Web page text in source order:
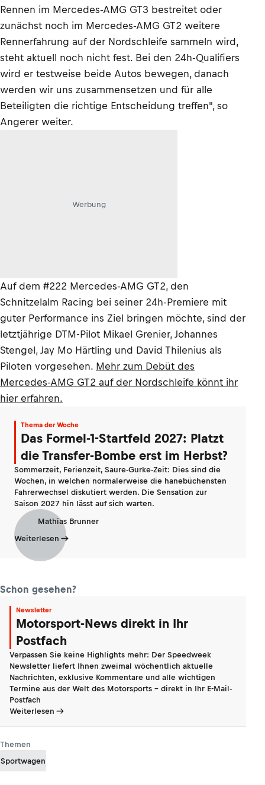
Rennen im Mercedes-AMG GT3 bestreitet oder
zunächst noch im Mercedes-AMG GT2 weitere
Rennerfahrung auf der Nordschleife sammeln wird,
steht aktuell noch nicht fest. Bei den 24h-Qualifiers
wird er testweise beide Autos bewegen, danach
werden wir uns zusammensetzen und für alle
Beteiligten die richtige Entscheidung treffen", so
Angerer weiter.
Werbung
Auf dem #222 Mercedes-AMG GT2, den
Schnitzelalm Racing bei seiner 24h-Premiere mit
guter Performance ins Ziel bringen möchte, sind der
letztjährige DTM-Pilot Mikael Grenier, Johannes
Stengel, Jay Mo Härtling und David Thilenius als
Piloten vorgesehen. Mehr zum Debüt des
Mercedes-AMG GT2 auf der Nordschleife könnt ihr
hier erfahren.
Thema der Woche
Das Formel-1-Startfeld 2027: Platzt
die Transfer-Bombe erst im Herbst?
Sommerzeit, Ferienzeit, Saure-Gurke-Zeit: Dies sind die
Wochen, in welchen normalerweise die hanebüchensten
Fahrerwechsel diskutiert werden. Die Sensation zur
Saison 2027 hin lässt auf sich warten.
Mathias Brunner
Weiterlesen
Schon gesehen?
Newsletter
Motorsport-News direkt in Ihr
Postfach
Verpassen Sie keine Highlights mehr: Der Speedweek
Newsletter liefert Ihnen zweimal wöchentlich aktuelle
Nachrichten, exklusive Kommentare und alle wichtigen
Termine aus der Welt des Motorsports - direkt in Ihr E-Mail-
Postfach
Weiterlesen
Themen
Sportwagen